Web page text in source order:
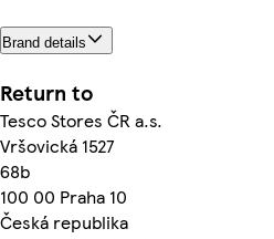
Brand details
Return to
Tesco Stores ČR a.s.
Vršovická 1527
68b
100 00 Praha 10
Česká republika